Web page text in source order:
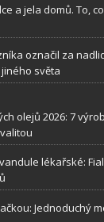
a jela domů. To,
označil za
světa
olejů 2026: 7
lékařské:
Jednoduchý